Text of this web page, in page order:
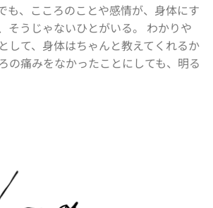
も、こころのことや感情が、身体にす
そうじゃないひとがいる。 わかりや
して、身体はちゃんと教えてくれるか
の痛みをなかったことにしても、明る